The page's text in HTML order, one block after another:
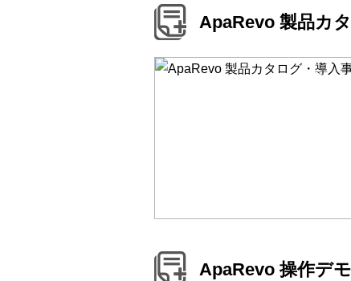
ApaRevo 製品カ
ApaRevo 操作デ